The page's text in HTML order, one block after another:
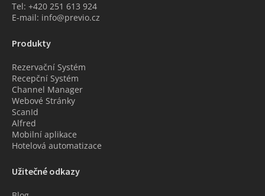
Tel: +420 251 613 924
E-mail: info@previo.cz
Produkty
Rezervační Systém
Recepční Systém
Channel Manager
Webové Stránky
ScanId
Alfred
Mobilní aplikace
Hotelová automatizace
Užitečné odkazy